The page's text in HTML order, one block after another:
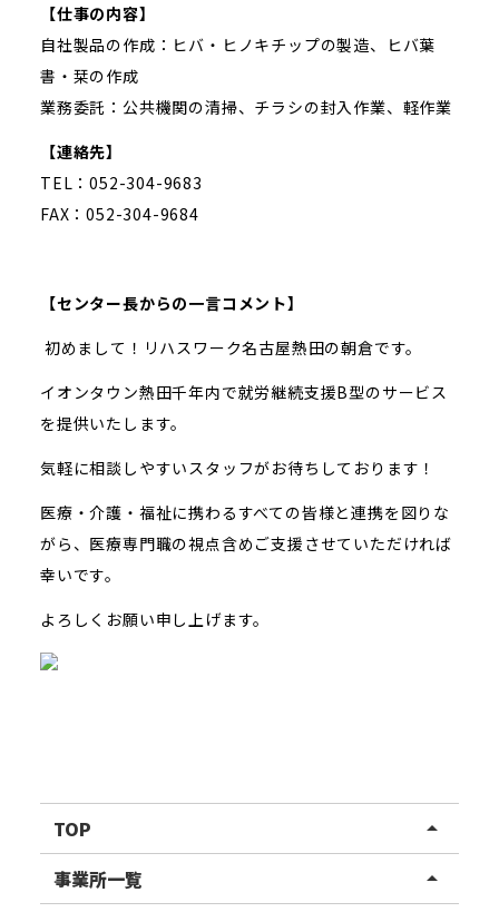
【仕事の内容】
自社製品の作成：ヒバ・ヒノキチップの製造、ヒバ葉
書・栞の作成
業務委託：公共機関の清掃、チラシの封入作業、軽作業
【連絡先】
TEL：052-304-9683
FAX：052-304-9684
【センター長からの一言コメント】
初めまして！リハスワーク名古屋熱田の朝倉です。
イオンタウン熱田千年内で就労継続支援B型のサービス
を提供いたします。
気軽に相談しやすいスタッフがお待ちしております！
医療・介護・福祉に携わるすべての皆様と連携を図りな
がら、医療専門職の視点含めご支援させていただければ
幸いです。
よろしくお願い申し上げます。
TOP arrow_drop_up
リハスワーク
事業所一覧 arrow_drop_up